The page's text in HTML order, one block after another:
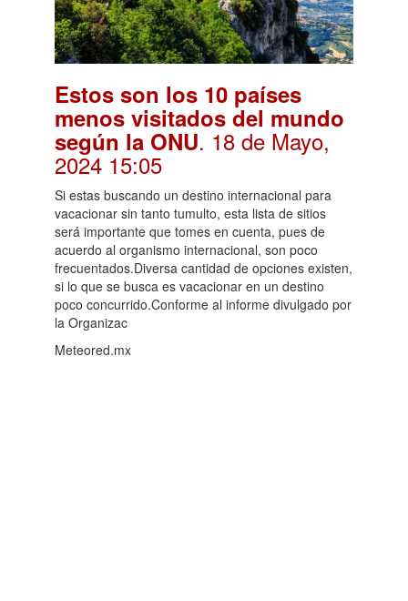
Estos son los 10 países
menos visitados del mundo
según la ONU. 18 de Mayo,
2024 15:05
Si estas buscando un destino internacional para
vacacionar sin tanto tumulto, esta lista de sitios
será importante que tomes en cuenta, pues de
acuerdo al organismo internacional, son poco
frecuentados.Diversa cantidad de opciones existen,
si lo que se busca es vacacionar en un destino
poco concurrido.Conforme al informe divulgado por
la Organizac
Meteored.mx